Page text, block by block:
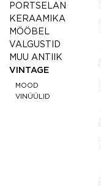
PORTSELAN
KERAAMIKA
MÖÖBEL
VALGUSTID
MUU ANTIIK
VINTAGE
MOOD
VINÜÜLID